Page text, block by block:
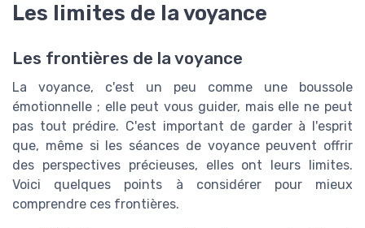
Les limites de la voyance
Les frontières de la voyance
La voyance, c'est un peu comme une boussole
émotionnelle ; elle peut vous guider, mais elle ne peut
pas tout prédire. C'est important de garder à l'esprit
que, même si les séances de voyance peuvent offrir
des perspectives précieuses, elles ont leurs limites.
Voici quelques points à considérer pour mieux
comprendre ces frontières.